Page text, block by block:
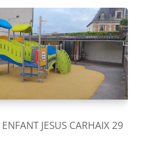
JESUS CARHAIX 29